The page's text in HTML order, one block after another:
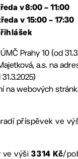
v8:00 – 11:00
v 15:00 – 17:30
Prahy 10 (od
a.s. na
na webových
příspěvek ve
ve výši 3314 Kč/